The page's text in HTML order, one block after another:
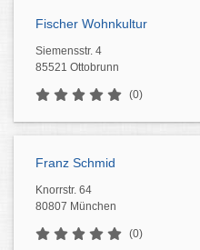
Fischer Wohnkultur
Siemensstr. 4
85521 Ottobrunn
(0)
Franz Schmid
Knorrstr. 64
80807 München
(0)